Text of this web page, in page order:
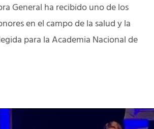
General ha recibido uno de los
en el campo de la salud y la
para la Academia Nacional de